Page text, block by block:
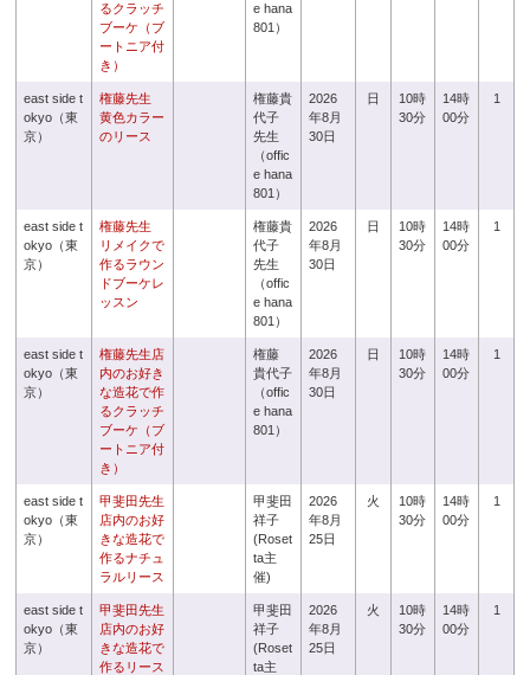
るクラッチ
ブーケ（ブ
ートニア付
き）
e hana
801）
east side t
okyo（東
京）
権藤先生
黄色カラー
のリース
権藤貴
代子
先生
（offic
e hana
801）
2026
年8月
30日
日
10時
30分
14時
00分
1
east side t
okyo（東
京）
権藤先生
リメイクで
作るラウン
ドブーケレ
ッスン
権藤貴
代子
先生
（offic
e hana
801）
2026
年8月
30日
日
10時
30分
14時
00分
1
east side t
okyo（東
京）
権藤先生店
内のお好き
な造花で作
るクラッチ
ブーケ（ブ
ートニア付
き）
権藤
貴代子
（offic
e hana
801）
2026
年8月
30日
日
10時
30分
14時
00分
1
east side t
okyo（東
京）
甲斐田先生
店内のお好
きな造花で
作るナチュ
ラルリース
甲斐田
祥子
(Roset
ta主
催)
2026
年8月
25日
火
10時
30分
14時
00分
1
east side t
okyo（東
京）
甲斐田先生
店内のお好
きな造花で
作るリース
甲斐田
祥子
(Roset
ta主
2026
年8月
25日
火
10時
30分
14時
00分
1